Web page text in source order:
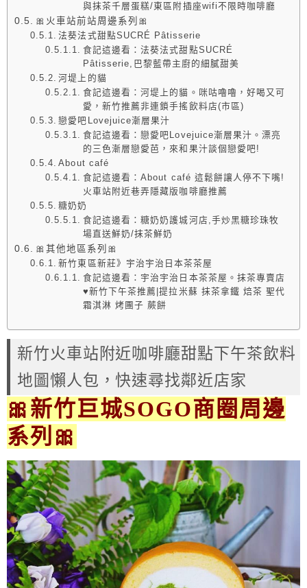
與抹茶千層蛋糕/東區附插座wifi不限時咖啡廳
🎀火車站前站周邊系列🎀
法葵法式甜點SUCRÉ Pâtisserie
食記這邊看：法葵法式甜點SUCRÉ
Pâtisserie,巴黎藍帶主廚的細膩甜美
河堤上的貓
食記這邊看：河堤上的貓。咪咕嚕嚕，好喝又可
愛，新竹推薦非連鎖手搖飲料店(市區)
戀愛吧Lovejuice漸層果汁
食記這邊看：戀愛吧Lovejuice漸層果汁。漂亮
的三色漸層戀愛芭，來和果汁談個戀愛吧!
About café
食記這邊看：About café 這鬆餅讓人停不下嘴!
火車站附近巷弄隱藏版咖啡廳推薦
糖奶奶
食記這邊看：糖奶奶護城河店,手炒黑糖珍珠牧
場直送鮮奶/抹茶鮮奶
🎀其他地區系列🎀
新竹東區新莊》宇治宇治日本茶茶屋
食記這邊看：宇治宇治日本茶茶屋。抹茶專賣店
♥新竹下午茶推薦|提拉米蘇 抹茶拿鐵 焙茶 聖代
霜淇淋 烤團子 蕨餅
新竹火車站附近咖啡廳甜點下午茶飲料
地圖懶人包，快速尋找鄰近店家
🎀新竹巨城SOGO商圈周邊
系列🎀